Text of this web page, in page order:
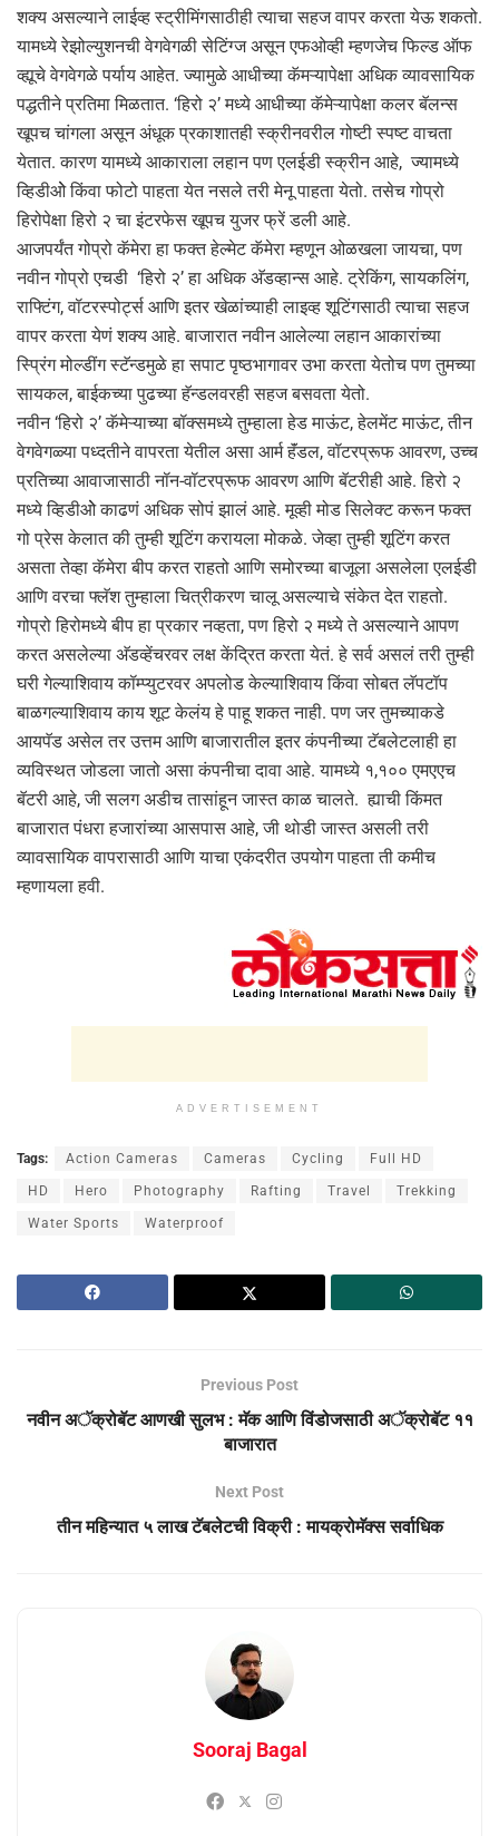
शक्य असल्याने लाईव्ह स्ट्रीमिंगसाठीही त्याचा सहज वापर करता येऊ शकतो.
यामध्ये रेझोल्युशनची वेगवेगळी सेटिंग्ज असून एफओव्ही म्हणजेच फिल्ड ऑफ
व्ह्यूचे वेगवेगळे पर्याय आहेत. ज्यामुळे आधीच्या कॅमऱ्यापेक्षा अधिक व्यावसायिक
पद्धतीने प्रतिमा मिळतात. ‘हिरो २’ मध्ये आधीच्या कॅमेऱ्यापेक्षा कलर बॅलन्स
खूपच चांगला असून अंधूक प्रकाशातही स्क्रीनवरील गोष्टी स्पष्ट वाचता
येतात. कारण यामध्ये आकाराला लहान पण एलईडी स्क्रीन आहे, ज्यामध्ये
व्हिडीओे किंवा फोटो पाहता येत नसले तरी मेनू पाहता येतो. तसेच गोप्रो
हिरोपेक्षा हिरो २ चा इंटरफेस खूपच युजर फ्रें डली आहे.
आजपर्यंत गोप्रो कॅमेरा हा फक्त हेल्मेट कॅमेरा म्हणून ओळखला जायचा, पण
नवीन गोप्रो एचडी ‘हिरो २’ हा अधिक अ‍ॅडव्हान्स आहे. ट्रेकिंग, सायकलिंग,
राफ्टिंग, वॉटरस्पोर्ट्स आणि इतर खेळांच्याही लाइव्ह शूटिंगसाठी त्याचा सहज
वापर करता येणं शक्य आहे. बाजारात नवीन आलेल्या लहान आकारांच्या
स्प्रिंग मोल्डींग स्टॅन्डमुळे हा सपाट पृष्ठभागावर उभा करता येतोच पण तुमच्या
सायकल, बाईकच्या पुढच्या हॅन्डलवरही सहज बसवता येतो.
नवीन ‘हिरो २’ कॅमेऱ्याच्या बॉक्समध्ये तुम्हाला हेड माऊंट, हेलमेंट माऊंट, तीन
वेगवेगळ्या पध्दतीने वापरता येतील असा आर्म हॅंडल, वॉटरप्रूफ आवरण, उच्च
प्रतिच्या आवाजासाठी नॉन-वॉटरप्रूफ आवरण आणि बॅटरीही आहे. हिरो २
मध्ये व्हिडीओे काढणं अधिक सोपं झालं आहे. मूव्ही मोड सिलेक्ट करून फक्त
गो प्रेस केलात की तुम्ही शूटिंग करायला मोकळे. जेव्हा तुम्ही शूटिंग करत
असता तेव्हा कॅमेरा बीप करत राहतो आणि समोरच्या बाजूला असलेला एलईडी
आणि वरचा फ्लॅश तुम्हाला चित्रीकरण चालू असल्याचे संकेत देत राहतो.
गोप्रो हिरोमध्ये बीप हा प्रकार नव्हता, पण हिरो २ मध्ये ते असल्याने आपण
करत असलेल्या अ‍ॅडव्हेंचरवर लक्ष केंद्रित करता येतं. हे सर्व असलं तरी तुम्ही
घरी गेल्याशिवाय कॉम्प्युटरवर अपलोड केल्याशिवाय किंवा सोबत लॅपटॉप
बाळगल्याशिवाय काय शूट केलंय हे पाहू शकत नाही. पण जर तुमच्याकडे
आयपॅड असेल तर उत्तम आणि बाजारातील इतर कंपनीच्या टॅबलेटलाही हा
व्यविस्थत जोडला जातो असा कंपनीचा दावा आहे. यामध्ये १,१०० एमएएच
बॅटरी आहे, जी सलग अडीच तासांहून जास्त काळ चालते. ह्याची किंमत
बाजारात पंधरा हजारांच्या आसपास आहे, जी थोडी जास्त असली तरी
व्यावसायिक वापरासाठी आणि याचा एकंदरीत उपयोग पाहता ती कमीच
म्हणायला हवी.
ADVERTISEMENT
Tags: Action Cameras Cameras Cycling Full HD
HD Hero Photography Rafting Travel Trekking
Water Sports Waterproof
Previous Post
नवीन अॅक्रोबॅट आणखी सुलभ : मॅक आणि विंडोजसाठी अॅक्रोबॅट ११
बाजारात
Next Post
तीन महिन्यात ५ लाख टॅबलेटची विक्री : मायक्रोमॅक्स सर्वाधिक
Sooraj Bagal